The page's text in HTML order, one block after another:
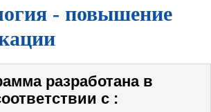
- повышение
разработана в
с :